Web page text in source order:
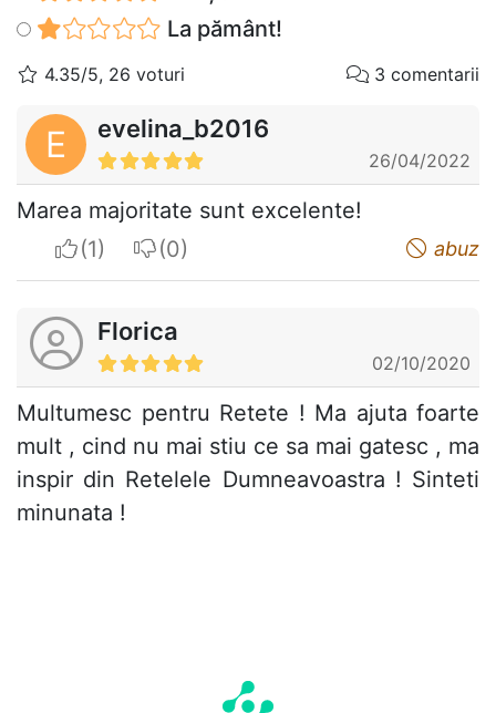
La pământ!
4.35/5, 26 voturi 3 comentarii
E evelina_b2016
26/04/2022
Marea majoritate sunt excelente!
I apreciateI do not appreciate abuz
Florica
02/10/2020
Multumesc pentru Retete ! Ma ajuta foarte
mult , cind nu mai stiu ce sa mai gatesc , ma
inspir din Retelele Dumneavoastra ! Sinteti
minunata !